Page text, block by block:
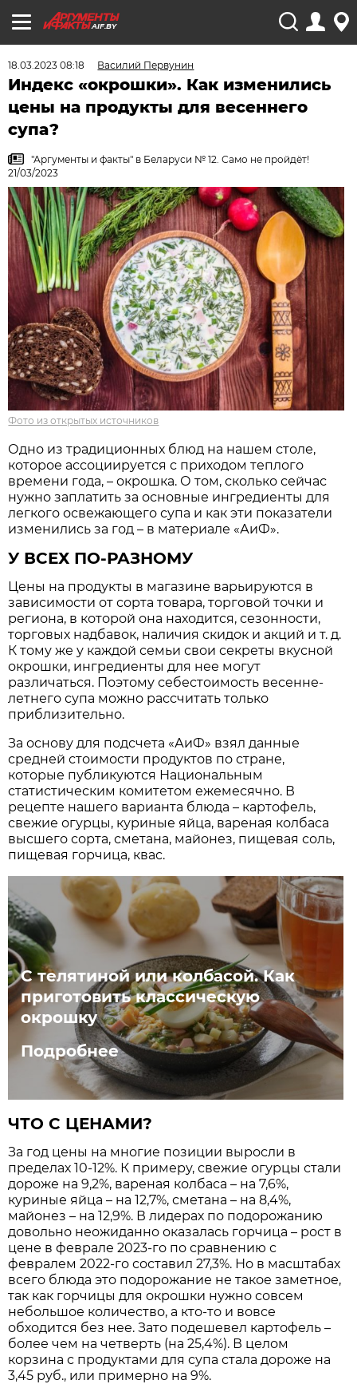
AIF.BY
18.03.2023 08:18 Василий Первунин
Индекс «окрошки». Как изменились
цены на продукты для весеннего
супа?
"Аргументы и факты" в Беларуси № 12. Само не пройдёт!
21/03/2023
Фото из открытых источников
Одно из традиционных блюд на нашем столе,
которое ассоциируется с приходом теплого
времени года, – окрошка. О том, сколько сейчас
нужно заплатить за основные ингредиенты для
легкого освежающего супа и как эти показатели
изменились за год – в материале «АиФ».
У ВСЕХ ПО-РАЗНОМУ
Цены на продукты в магазине варьируются в
зависимости от сорта товара, торговой точки и
региона, в которой она находится, сезонности,
торговых надбавок, наличия скидок и акций и т. д.
К тому же у каждой семьи свои секреты вкусной
окрошки, ингредиенты для нее могут
различаться. Поэтому себестоимость весенне-
летнего супа можно рассчитать только
приблизительно.
За основу для подсчета «АиФ» взял данные
средней стоимости продуктов по стране,
которые публикуются Национальным
статистическим комитетом ежемесячно. В
рецепте нашего варианта блюда – картофель,
свежие огурцы, куриные яйца, вареная колбаса
высшего сорта, сметана, майонез, пищевая соль,
пищевая горчица, квас.
С телятиной или колбасой. Как
приготовить классическую
окрошку
Подробнее
ЧТО С ЦЕНАМИ?
За год цены на многие позиции выросли в
пределах 10-12%. К примеру, свежие огурцы стали
дороже на 9,2%, вареная колбаса – на 7,6%,
куриные яйца – на 12,7%, сметана – на 8,4%,
майонез – на 12,9%. В лидерах по подорожанию
довольно неожиданно оказалась горчица – рост в
цене в феврале 2023-го по сравнению с
февралем 2022-го составил 27,3%. Но в масштабах
всего блюда это подорожание не такое заметное,
так как горчицы для окрошки нужно совсем
небольшое количество, а кто-то и вовсе
обходится без нее. Зато подешевел картофель –
более чем на четверть (на 25,4%). В целом
корзина с продуктами для супа стала дороже на
3,45 руб., или примерно на 9%.